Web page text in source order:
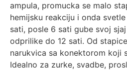
ampula, promucka se malo
hemijsku reakciju i onda
sati, posle 6 sati gube svoj
odprilike do 12 sati. Od
narukvica sa konektorom koji
Idealno za zurke, svadbe,